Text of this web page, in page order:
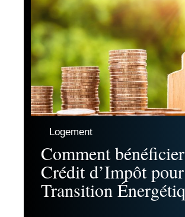
Logement
Comment
Crédit d’Impôt
Transition